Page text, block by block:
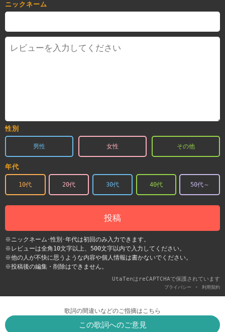
ニックネーム
性別
男性 女性 その他
年代
10代 20代 30代 40代 50代～
投稿
※ニックネーム･性別･年代は初回のみ入力できます。
※レビューは全角10文字以上、500文字以内で入力してください。
※他の人が不快に思うような内容や個人情報は書かないでください。
※投稿後の編集・削除はできません。
UtaTenはreCAPTCHAで保護されています
プライバシー - 利用契約
歌詞の間違いなどのご指摘はこちら
この歌詞へのご意見